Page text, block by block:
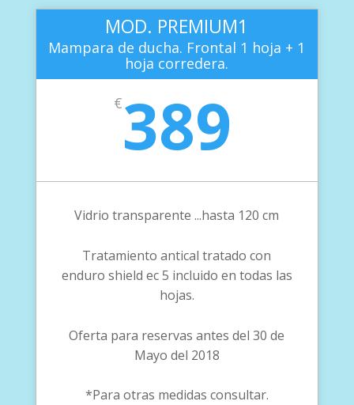
MOD. PREMIUM1
Mampara de ducha. Frontal 1 hoja + 1
hoja corredera.
€389
Vidrio transparente ...hasta 120 cm
Tratamiento antical tratado con
enduro shield ec 5 incluido en todas las
hojas.
Oferta para reservas antes del 30 de
Mayo del 2018
*Para otras medidas consultar.